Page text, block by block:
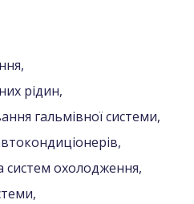
рідин,
гальмівної системи,
систем охолодження,